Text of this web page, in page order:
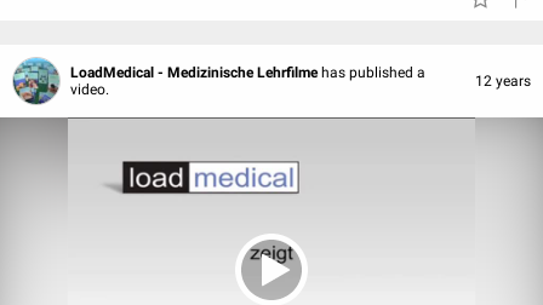
LoadMedical - Medizinische Lehrfilme has published a
video.
12 years